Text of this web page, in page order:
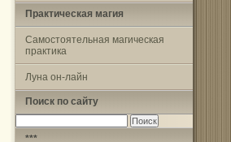
Практическая магия
Самостоятельная магическая
практика
Луна он-лайн
Поиск по сайту
Найти:
***